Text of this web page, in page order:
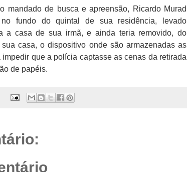
mandado de busca e apreensão, Ricardo Murad
no fundo do quintal de sua residência, levado
a casa de sua irmã, e ainda teria removido, do
casa, o dispositivo onde são armazenadas as
que a polícia captasse as cenas da retirada
de papéis.